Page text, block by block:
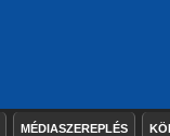
MÉDIASZEREPLÉS